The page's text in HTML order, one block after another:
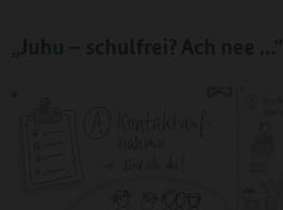
„Juhu – schulfrei? Ach nee ...“